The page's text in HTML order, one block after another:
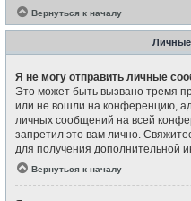
Вернуться к началу
Я не могу отправить личные
Это может быть вызвано тремя
или не вошли на конференцию,
личных сообщений на всей
запретил это вам лично.
для получения дополнительной
Вернуться к началу